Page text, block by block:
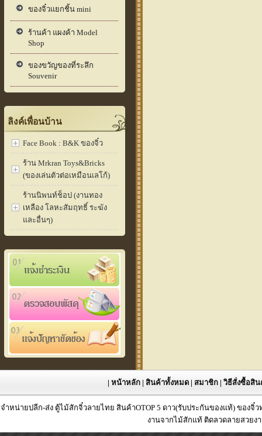
ของจิ๋วแยกชิ้น mini
ร้านค้า แผงค้า Model
Shop
ของขวัญของที่ระลึก
Souvenir
ลิงค์เพื่อนบ้าน
Face Book : B&K ของจิ๋ว
ร้าน Mrkran Toys&Bricks
(ของเล่นตัวต่อเหมือนเลโก้)
ร้านนิพนท์ช็อป (งานทอง
เหลือง โลหะสัมฤทธิ์ ระฆัง
และอื่นๆ)
|หน้าหลัก |สินค้าทั้งหมด |สมาชิก |วิธีสั่งซื้อสิ
จำหน่ายปลีก-ส่ง ตู้ไม้สักจิ๋วลายไทย สินค้าOTOP 5 ดาว(รับประกันของแท้) ของ
งานจากไม้สักแท้ ติดลวดลายสวยง